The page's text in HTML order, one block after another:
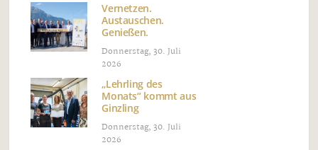
Vernetzen.
Austauschen.
Genießen.
Donnerstag, 30. Juli
2026
„Lehrling des
Monats“ kommt aus
Ginzling
Donnerstag, 30. Juli
2026